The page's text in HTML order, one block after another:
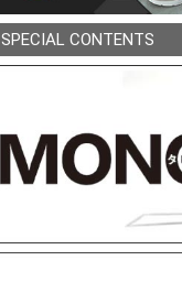
SPECIAL CONTENTS